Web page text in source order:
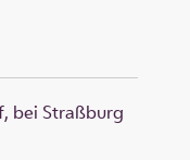
bei Straßburg